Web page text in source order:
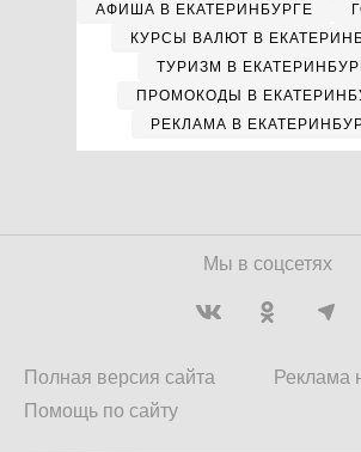
АФИША В ЕКАТЕРИНБУРГЕ
КУРСЫ ВАЛЮТ В
ТУРИЗМ В
ПРОМОКОДЫ В
РЕКЛАМА В
Мы в соцсетях
Полная версия сайта
Помощь по сайту
Реклама